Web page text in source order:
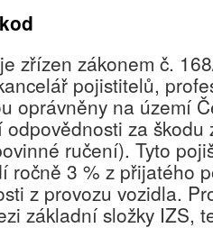
zřízen zákonem č.
pojistitelů,
oprávněny na území
za škodu
ručení). Tyto
ročně 3 % z přijatého
z provozu vozidla.
základní složky IZS,